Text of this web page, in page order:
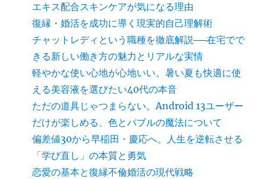
エキス配合スキンケアが気になる理由
復縁・婚活を成功に導く現実的自己理解術
チャットレディという職種を徹底解説──在宅でで
きる新しい働き方の魅力とリアルな実情
軽やかな使い心地が心地いい。暑い夏も快適に使
える美容液を選びたい40代の本音
ただの道具じゃつまらない。Android 13ユーザー
だけが楽しめる、色とバブルの魔法について
偏差値30から早稲田・慶応へ。人生を逆転させる
「学び直し」の本質と勇気
恋愛の基本と復縁不倫婚活の現代戦略